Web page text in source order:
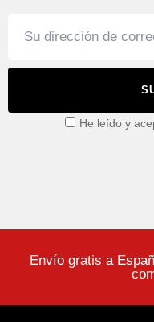
He leído y
Envío gratis a